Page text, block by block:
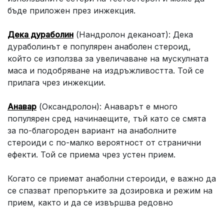
бъде приложен през инжекция.
Дека дураболин (Нандролон деканоат): Дека
дураболинът е популярен анаболен стероид,
който се използва за увеличаване на мускулната
маса и подобряване на издръжливостта. Той се
прилага чрез инжекции.
Анавар (Оксандролон): Анаварът е много
популярен сред начинаещите, тъй като се смята
за по-благороден вариант на анаболните
стероиди с по-малко вероятност от странични
ефекти. Той се приема чрез устен прием.
Когато се приемат анаболни стероиди, е важно да
се спазват препоръките за дозировка и режим на
прием, както и да се извършва редовно